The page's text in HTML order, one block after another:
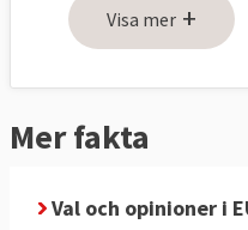
Visa mer +
Mer fakta
Val och opinioner i